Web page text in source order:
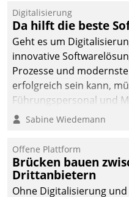
Jahresbeginn eine
Überblick, Einsicht und
Eingriff bietende Lösung.
Zur Entwicklung setzte
man auf
Cloudtechnologie,
bewährte und Startup-
agile Projektmethoden.
Digitalisierung
Da hilft die beste
Geht es um
innovative
Prozesse und
erfolgreich sein kann,
Führungspersonal und
verändern und
Sabine Wiedemann
Offene Plattform
Brücken bauen
Drittanbietern
Ohne Digitalisierung